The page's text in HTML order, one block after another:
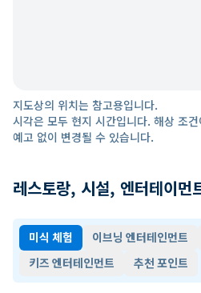
지도상의 위치는 참고용입니다.
시각은 모두 현지 시간입니다. 해상 조
예고 없이 변경될 수 있습니다.
레스토랑, 시설, 엔터테이먼
미식 체험 이브닝 엔터테인먼트
키즈 엔터테인먼트
추천 포인트